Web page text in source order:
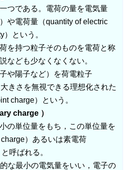
つである。電荷の量を電気量
や電荷量（quantity of electric
という。
を持つ粒子そのものを電荷と称
なども少なくなくない。
や陽子など）を荷電粒子
きさを無視できる理想化された
charge）という。
charge ）
の単位量をもち，この単位量を
）あるいは素電荷
呼ばれる。
な最小の電気量をいい，電子の